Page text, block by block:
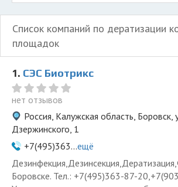
Список компаний по дератизации
площадок
1. СЭС Биотрикс
нет отзывов
Россия, Калужская область, Боровск,
Дзержинского, 1
+7(495)363...ещё
Боровске. Тел.: +7(495)363-87-